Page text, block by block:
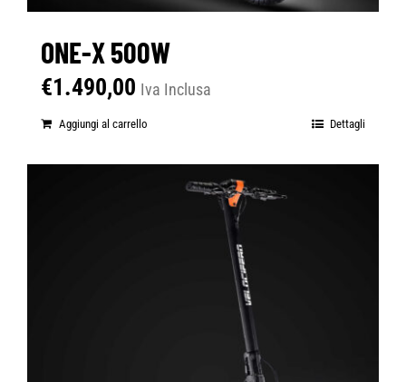
ONE-X 500W
€1.490,00 Iva Inclusa
Aggiungi al carrello Dettagli